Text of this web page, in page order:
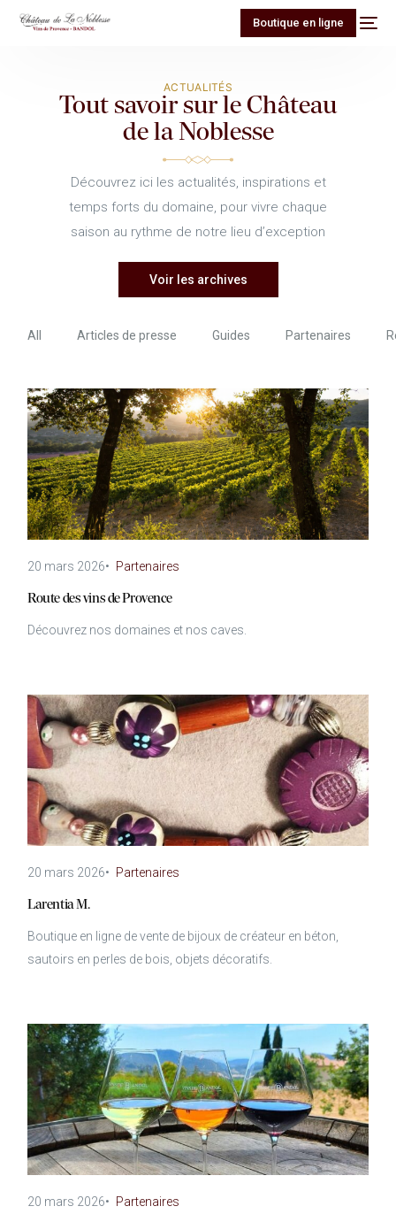
Boutique en ligne
ACTUALITÉS
Tout savoir sur le Château
de la Noblesse
Découvrez ici les actualités, inspirations et
temps forts du domaine, pour vivre chaque
saison au rythme de notre lieu d’exception
Voir les archives
All Articles de presse Guides Partenaires
20 mars 2026• Partenaires
Route des vins de Provence
Découvrez nos domaines et nos caves.
20 mars 2026• Partenaires
Larentia M.
Boutique en ligne de vente de bijoux de créateur en béton,
sautoirs en perles de bois, objets décoratifs.
20 mars 2026• Partenaires